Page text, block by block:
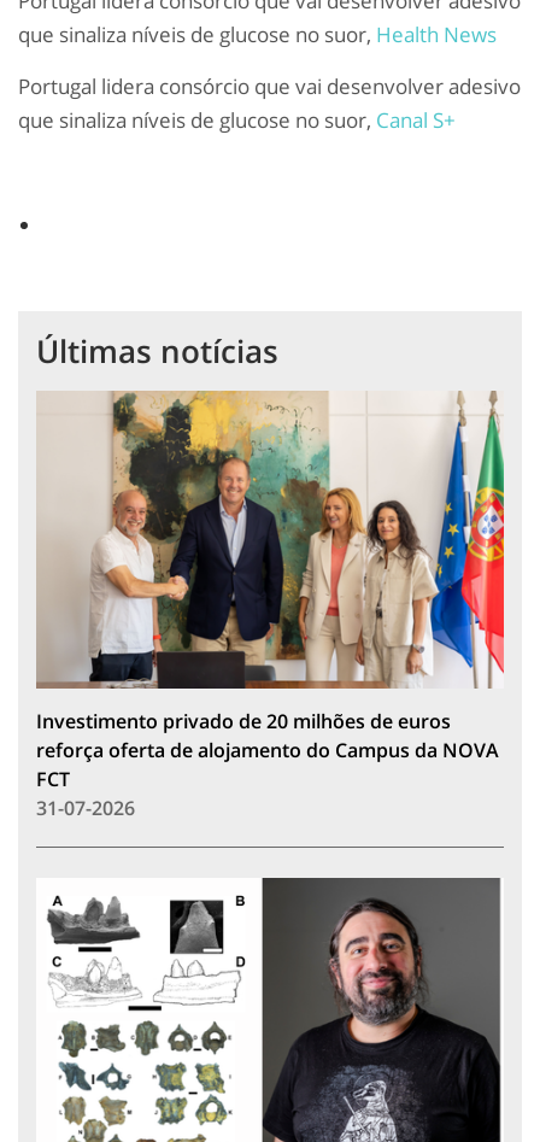
que sinaliza níveis de glucose no suor, Health News
Portugal lidera consórcio que vai desenvolver adesivo
que sinaliza níveis de glucose no suor, Canal S+
Últimas notícias
Investimento privado de 20 milhões de euros
reforça oferta de alojamento do Campus da NOVA
FCT
31-07-2026